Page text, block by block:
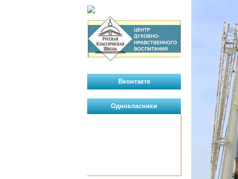
Вконтакте
Однокласники